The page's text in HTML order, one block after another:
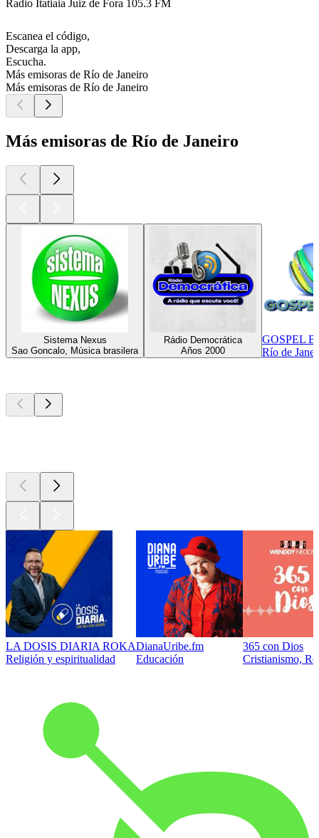
Radio Itatiaia Juiz de Fora 105.3 FM
Escanea el código,
Descarga la app,
Escucha.
Más emisoras de Río de Janeiro
Más emisoras de Río de Janeiro
Más emisoras de Río de Janeiro
Sistema Nexus
Sao Goncalo, Música brasilera
Rádio Democrática
Años 2000
GOSPEL
Río de
LA DOSIS DIARIA ROKA
Religión y espiritualidad
DianaUribe.fm
Educación
365 con Dios
Cristianismo,